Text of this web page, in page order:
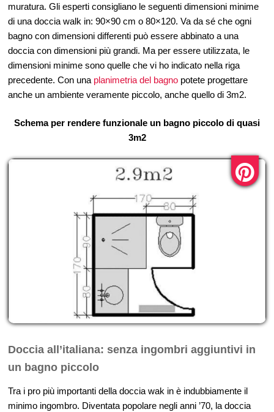
muratura. Gli esperti consigliano le seguenti dimensioni minime
di una doccia walk in: 90×90 cm o 80×120. Va da sé che ogni
bagno con dimensioni differenti può essere abbinato a una
doccia con dimensioni più grandi. Ma per essere utilizzata, le
dimensioni minime sono quelle che vi ho indicato nella riga
precedente. Con una planimetria del bagno potete progettare
anche un ambiente veramente piccolo, anche quello di 3m2.
Schema per rendere funzionale un bagno piccolo di quasi
3m2
Doccia all’italiana: senza ingombri aggiuntivi in
un bagno piccolo
Tra i pro più importanti della doccia wak in è indubbiamente il
minimo ingombro. Diventata popolare negli anni ’70, la doccia